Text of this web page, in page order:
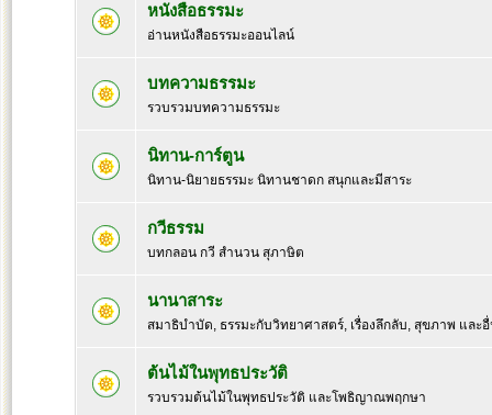
หนังสือธรรมะ
อ่านหนังสือธรรมะออนไลน์
บทความธรรมะ
รวบรวมบทความธรรมะ
นิทาน-การ์ตูน
นิทาน-นิยายธรรมะ นิทานชาดก สนุกและมีสาระ
กวีธรรม
บทกลอน กวี สำนวน สุภาษิต
นานาสาระ
สมาธิบำบัด, ธรรมะกับวิทยาศาสตร์, เรื่องลึกลับ, สุขภาพ และ
ต้นไม้ในพุทธประวัติ
รวบรวมต้นไม้ในพุทธประวัติ และโพธิญาณพฤกษา